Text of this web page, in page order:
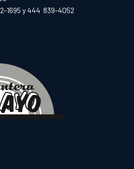
1695 y 444 839-4052